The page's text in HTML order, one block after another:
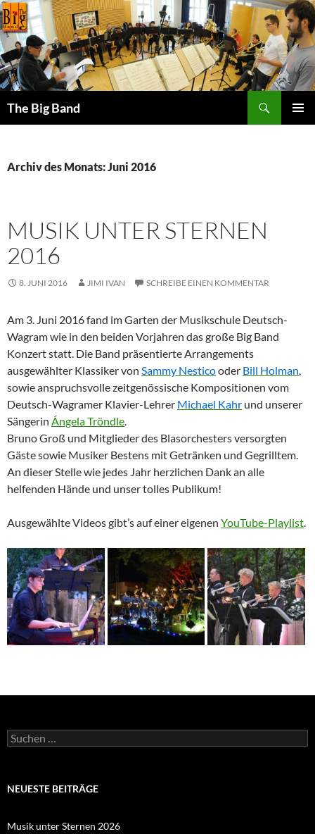
Zum
Inhalt
springen
The Big Band
Archiv des Monats: Juni 2016
MUSIK UNTER STERNEN
2016
8. JUNI 2016 JIMI IVAN SCHREIBE EINEN KOMMENTAR
Am 3. Juni 2016 fand im Garten der Musikschule Deutsch-
Wagram wie in den beiden Vorjahren das große Big Band
Konzert statt. Die Band präsentierte Arrangements
ausgewählter Klassiker von Sammy Nesticooder Bill Holman,
sowie anspruchsvolle zeitgenössische Kompositionen vom
Deutsch-Wagramer Klavier-Lehrer Michael Kahr und unserer
Sängerin Ángela Tröndle.
Bruno Groß und Mitglieder des Blasorchesters versorgten
Gäste sowie Musiker Bestens mit Getränken und Gegrilltem.
An dieser Stelle wie jedes Jahr herzlichen Dank an alle
helfenden Hände und unser tolles Publikum!
Ausgewählte Videos gibt’s auf einer eigenen YouTube-Playlist.
Suche
nach:
NEUESTE BEITRÄGE
Musik unter Sternen 2026